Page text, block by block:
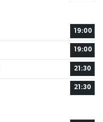
19:00
19:00
21:30
21:30